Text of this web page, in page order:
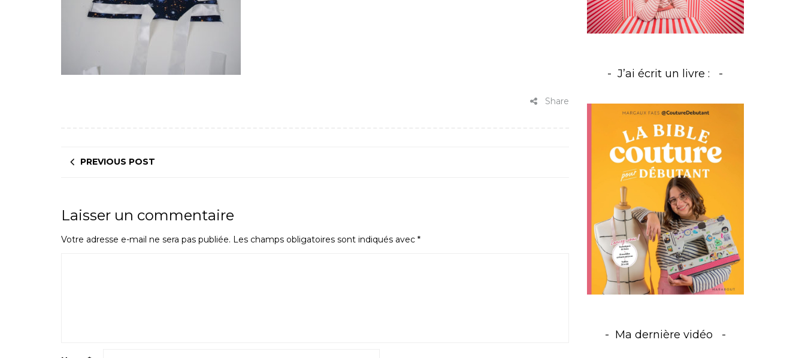
Share
PREVIOUS POST
Laisser un commentaire
Votre adresse e-mail ne sera pas publiée. Les champs obligatoires sont indiqués avec *
J’ai écrit un livre :
Ma dernière vidéo